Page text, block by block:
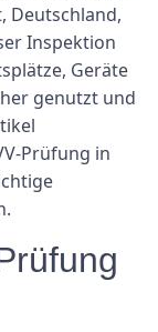
Deutschland,
Inspektion
Geräte
genutzt und
Prüfung in